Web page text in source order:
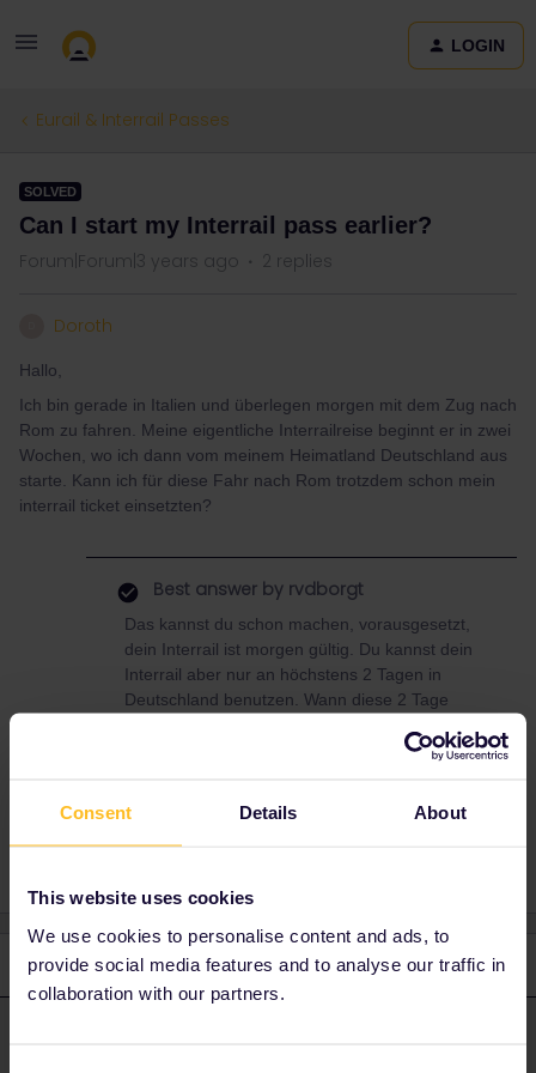
Consent Details About
This website uses cookies
We use cookies to personalise content and ads, to
provide social media features and to analyse our traffic in
collaboration with our partners.
LOGIN
Eurail & Interrail Passes
SOLVED
Can I start my Interrail pass earlier?
Forum|Forum|3 years ago 2 replies
Doroth
Hallo,
Ich bin gerade in Italien und überlegen morgen mit dem Zug nach
Rom zu fahren. Meine eigentliche Interrailreise beginnt er in zwei
Wochen, wo ich dann vom meinem Heimatland Deutschland aus
starte. Kann ich für diese Fahr nach Rom trotzdem schon mein
interrail ticket einsetzten?
Best answer by rvdborgt
Das kannst du schon machen, vorausgesetzt,
dein Interrail ist morgen gültig. Du kannst dein
Interrail aber nur an höchstens 2 Tagen in
Deutschland benutzen. Wann diese 2 Tage
unbedingt am Anfang und am Ende sein.
2 replies Oldest first